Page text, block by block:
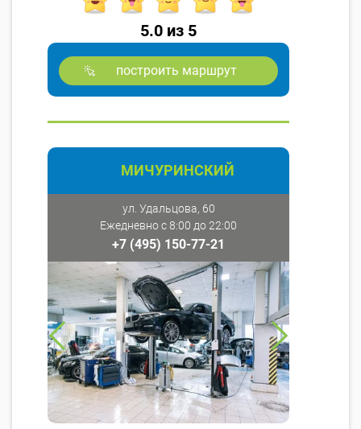
5.0 из 5
построить маршрут
МИЧУРИНСКИЙ
ул. Удальцова, 60
Ежедневно с 8:00 до 22:00
+7 (495) 150-77-21